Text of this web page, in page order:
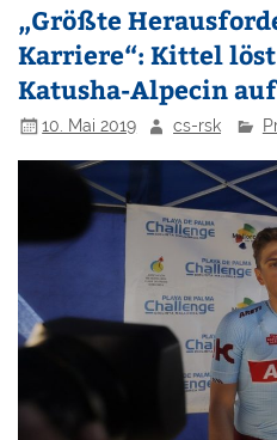
„Größte
Karriere“: Kittel
Katusha-Alpecin auf
10. Mai 2019 cs-rsk